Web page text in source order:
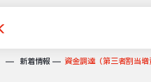
新着情報 資金調達（第三者割当